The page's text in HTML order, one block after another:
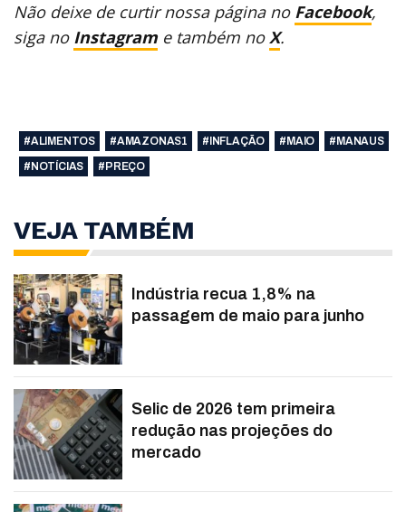
Não deixe de curtir nossa página no Facebook,
siga no Instagram e também noX.
#ALIMENTOS #AMAZONAS1 #INFLAÇÃO #MAIO
#MANAUS
#NOTÍCIAS
#PREÇO
VEJA TAMBÉM
Indústria recua 1,8% na
passagem de maio para junho
Selic de 2026 tem primeira
redução nas projeções do
mercado